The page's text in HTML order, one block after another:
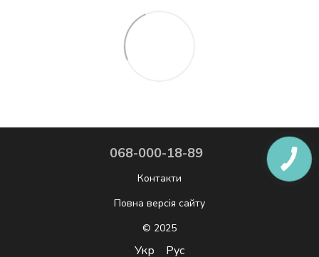
068-000-18-89
Контакти
Повна версія сайту
© 2025
Укр Рус